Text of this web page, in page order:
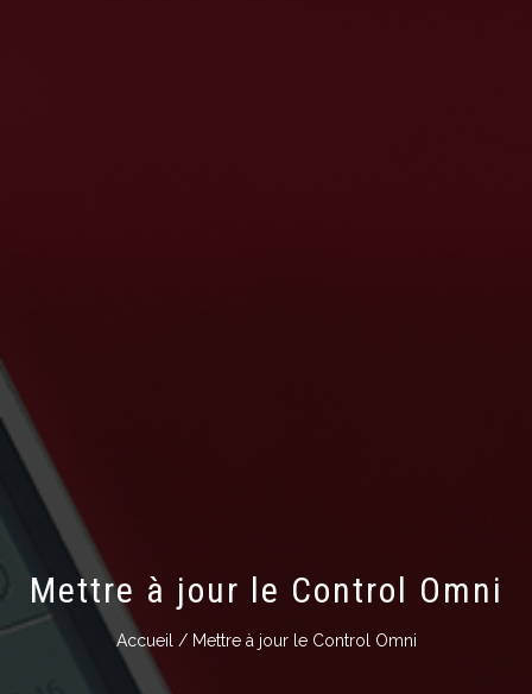
Mettre à jour le Control Omni
Accueil / Mettre à jour le Control Omni